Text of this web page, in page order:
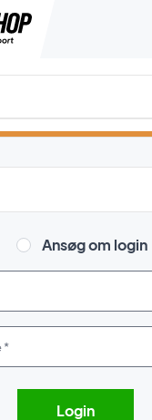
produkter, mærker etc.
Ansøg om login